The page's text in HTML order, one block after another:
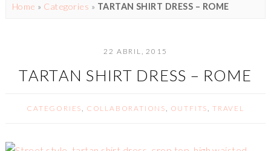
Home » Categories » TARTAN SHIRT DRESS – ROME
22 ABRIL, 2015
TARTAN SHIRT DRESS – ROME
CATEGORIES COLLABORATIONS OUTFITS TRAVEL